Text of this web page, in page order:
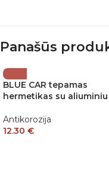
Panašūs
BLUE CAR tepamas
hermetikas su aliuminiu
Antikorozija
12.30 €